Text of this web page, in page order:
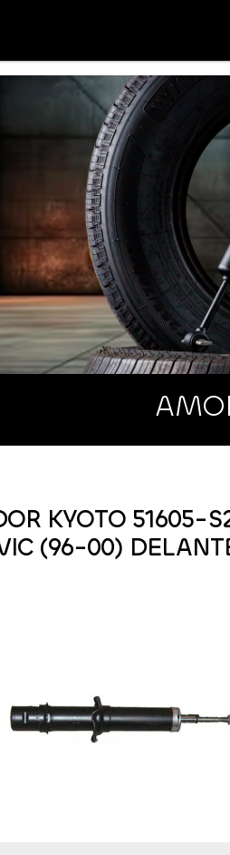
KYOTO 51605-
(96-00)